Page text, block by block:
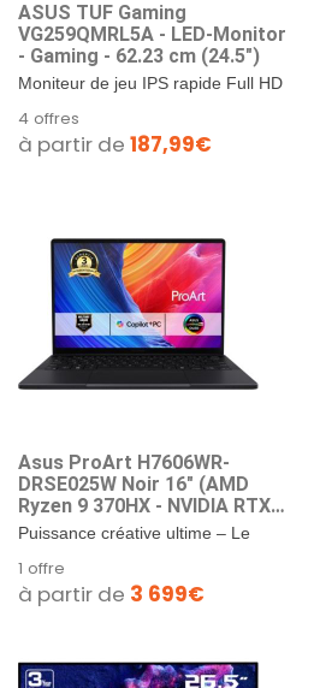
ASUS TUF Gaming
VG259QMRL5A - LED-Monitor
- Gaming - 62.23 cm (24.5")
Moniteur de jeu IPS rapide Full HD
taux de rafraîchissement overclock
à 310 Hz...
4 offres
à partir de 187,99€
Asus ProArt H7606WR-
DRSE025W Noir 16" (AMD
Ryzen 9 370HX - NVIDIA RTX
5070Ti - SSD 2To - RAM 64Go
Puissance créative ultime – Le
Ryzen 9 370HX et 64 Go LPDDR5
pour une exécution...
1 offre
à partir de 3 699€